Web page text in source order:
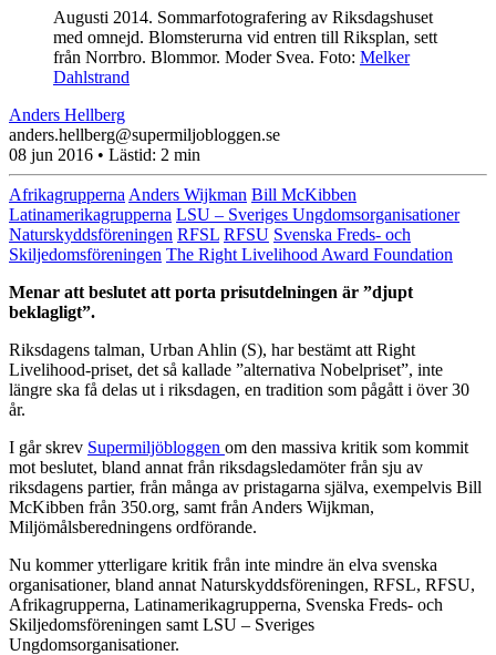
Augusti 2014. Sommarfotografering av Riksdagshuset
med omnejd. Blomsterurna vid entren till Riksplan, sett
från Norrbro. Blommor. Moder Svea. Foto: Melker
Dahlstrand
Anders Hellberg
anders.hellberg@supermiljobloggen.se
08 jun 2016 • Lästid: 2 min
Afrikagrupperna Anders Wijkman Bill McKibben
Latinamerikagrupperna LSU – Sveriges Ungdomsorganisationer
Naturskyddsföreningen RFSL RFSU Svenska Freds- och
Skiljedomsföreningen The Right Livelihood Award Foundation
Menar att beslutet att porta prisutdelningen är ”djupt
beklagligt”.
Riksdagens talman, Urban Ahlin (S), har bestämt att Right
Livelihood-priset, det så kallade ”alternativa Nobelpriset”, inte
längre ska få delas ut i riksdagen, en tradition som pågått i över 30
år.
I går skrev Supermiljöbloggen om den massiva kritik som kommit
mot beslutet, bland annat från riksdagsledamöter från sju av
riksdagens partier, från många av pristagarna själva, exempelvis Bill
McKibben från 350.org, samt från Anders Wijkman,
Miljömålsberedningens ordförande.
Nu kommer ytterligare kritik från inte mindre än elva svenska
organisationer, bland annat Naturskyddsföreningen, RFSL, RFSU,
Afrikagrupperna, Latinamerikagrupperna, Svenska Freds- och
Skiljedomsföreningen samt LSU – Sveriges
Ungdomsorganisationer.